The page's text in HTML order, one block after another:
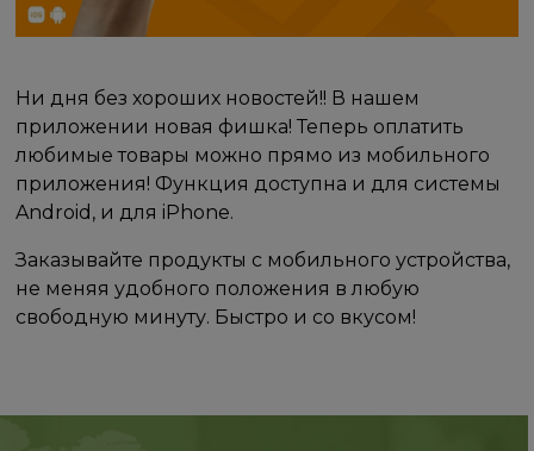
Ни дня без хороших новостей!! В нашем
приложении новая фишка! Теперь оплатить
любимые товары можно прямо из мобильного
приложения! Функция доступна и для системы
Android, и для iPhone.
Заказывайте продукты с мобильного устройства,
не меняя удобного положения в любую
свободную минуту. Быстро и со вкусом!